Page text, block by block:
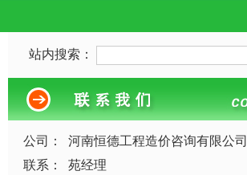
站内搜索：
公司：
河南恒德工程造价咨询有限公司
联系：
苑经理